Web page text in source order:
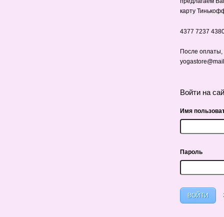
карту
4377 7237
После оплаты,
Войти на
Имя
Пароль